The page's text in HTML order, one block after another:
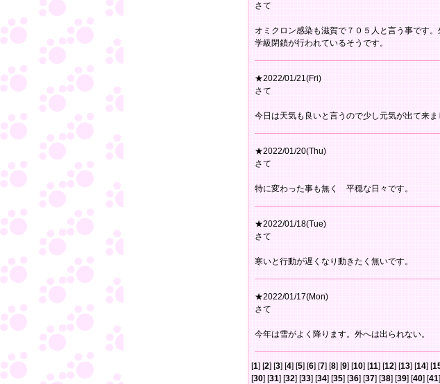
さて
オミクロン感染も滋賀で７０５人と言う事です
学級閉鎖が行われているそうです。
★2022/01/21(Fri)
さて
今日は天気も良いと言うので少し元気が出て来
★2022/01/20(Thu)
さて
特に変わった事も無く 平穏な日々です。
★2022/01/18(Tue)
さて
寒いと行動が遅くなり動きたく無いです。
★2022/01/17(Mon)
さて
今年は雪がよく降ります。外へは出られない。
[1] [2] [3] [4] [5] [6] [7] [8] [9] [10] [11] [12] [13] [14] [
[30] [31] [32] [33] [34] [35] [36] [37] [38] [39] [40] [41